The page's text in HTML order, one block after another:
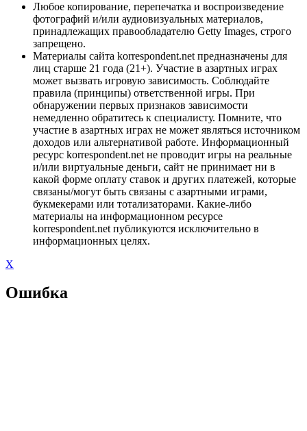
Любое копирование, перепечатка и воспроизведение
фотографий и/или аудиовизуальных материалов,
принадлежащих правообладателю Getty Images, строго
запрещено.
Материалы сайта korrespondent.net предназначены для
лиц старше 21 года (21+). Участие в азартных играх
может вызвать игровую зависимость. Соблюдайте
правила (принципы) ответственной игры. При
обнаружении первых признаков зависимости
немедленно обратитесь к специалисту. Помните, что
участие в азартных играх не может являться источником
доходов или альтернативой работе. Информационный
ресурс korrespondent.net не проводит игры на реальные
и/или виртуальные деньги, сайт не принимает ни в
какой форме оплату ставок и других платежей, которые
связаны/могут быть связаны с азартными играми,
букмекерами или тотализаторами. Какие-либо
материалы на информационном ресурсе
korrespondent.net публикуются исключительно в
информационных целях.
X
Ошибка